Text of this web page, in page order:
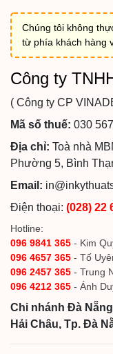
Chúng tôi không
từ phía khách hàng
Công ty
( Công ty CP
Mã số thuế: 030
Địa chỉ: Toà nhà
Phường 5, Bình
Email:
Điện thoại: (028) 22
Hotline:
096 9841 365 - Kim
096 4657 365 - Tố
096 2457 365 - Trung
096 4212 365 - Ánh
Chi nhánh Đà
Hải Châu, Tp. Đà